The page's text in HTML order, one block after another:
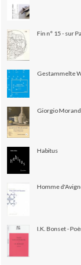
Fin n° 15 - sur
Gestammelte
Giorgio
Habitus
Homme
I.K. Bonset -